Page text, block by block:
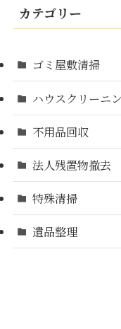
カテゴリー
ゴミ屋敷清掃
ハウスクリーニ
不用品回収
法人残置物撤去
特殊清掃
遺品整理